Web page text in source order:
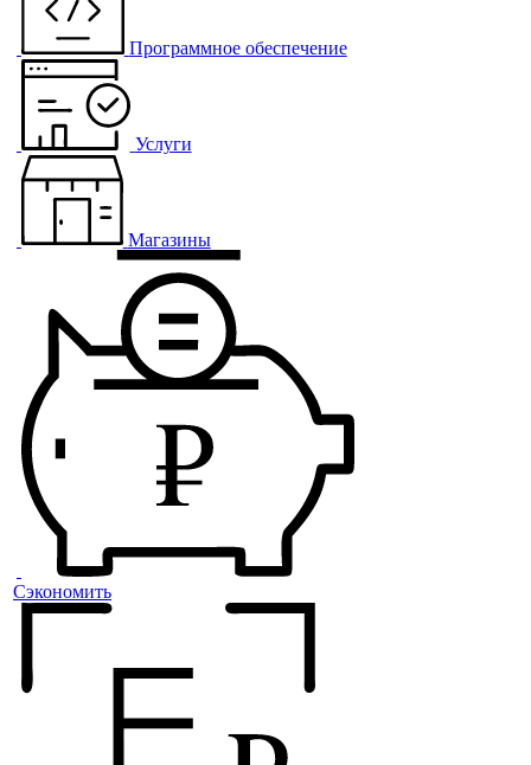
Программное обеспечение
Услуги
Магазины
Сэкономить